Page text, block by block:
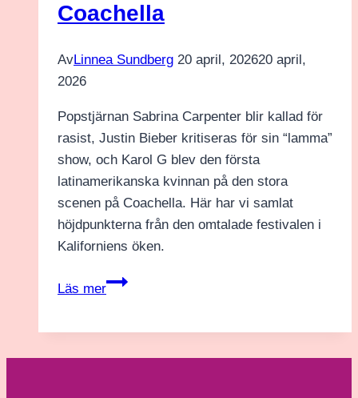
Coachella
AvLinnea Sundberg 20 april, 202620 april,
2026
Popstjärnan Sabrina Carpenter blir kallad för
rasist, Justin Bieber kritiseras för sin “lamma”
show, och Karol G blev den första
latinamerikanska kvinnan på den stora
scenen på Coachella. Här har vi samlat
höjdpunkterna från den omtalade festivalen i
Kaliforniens öken.
Läs mer
Därför